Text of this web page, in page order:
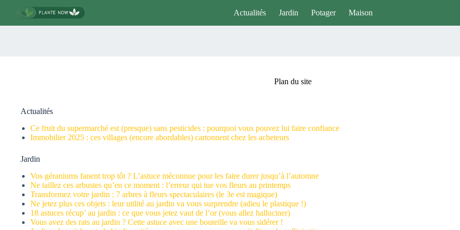
Actualités Jardin Potager Maison
Plan du site
Actualités
Ce fruit du supermarché est (presque) sans pesticides : pourquoi vous pouvez lui faire confiance
Immobilier 2025 : ces villages (encore abordables) cartonnent chez les acheteurs
Jardin
Vos géraniums fanent trop tôt ? L’astuce méconnue pour les faire durer jusqu’à l’automne
Ne taillez ces arbustes qu’en ce moment : l’erreur qui tue vos fleurs au printemps
Transformez votre jardin : 7 arbres à fleurs spectaculaires (le 3e est magique)
Ne jetez plus ces objets : leur utilité au jardin va vous surprendre (adieu le plastique !)
18 astuces récup’ au jardin : ce que vous jetez vaut de l’or (vous allez halluciner)
Vous avez des rats au jardin ? Cette astuce avec une bouteille va vous sidérer !